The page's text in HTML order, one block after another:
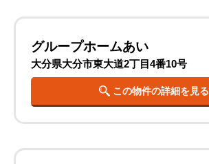
グループホームあい
大分県大分市東大道2丁目4番10号
この物件の詳細を見る